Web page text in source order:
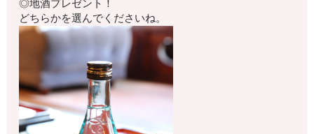
◎地酒プレゼント！
どちらかを選んでくださいね。